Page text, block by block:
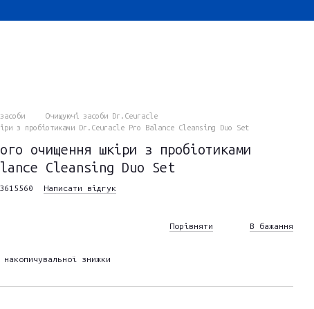
Очищуючі засоби Dr.Ceuracle
з пробіотиками Dr.Ceuracle Pro Balance Cleansing Duo Set
очищення шкіри з пробіотиками
Cleansing Duo Set
Написати відгук
Порівняти В бажання
знижки